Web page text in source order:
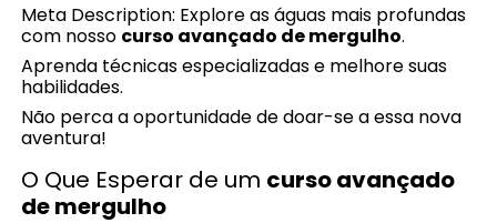
Meta Description: Explore as águas mais profundas
com nosso curso avançado de mergulho.
Aprenda técnicas especializadas e melhore suas
habilidades.
Não perca a oportunidade de doar-se a essa nova
aventura!
O Que Esperar de um curso avançado
de mergulho